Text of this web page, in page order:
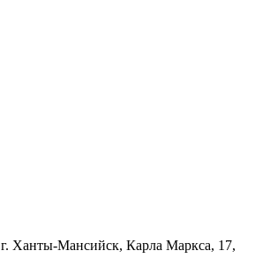
г. Ханты-Мансийск, Карла Маркса, 17,